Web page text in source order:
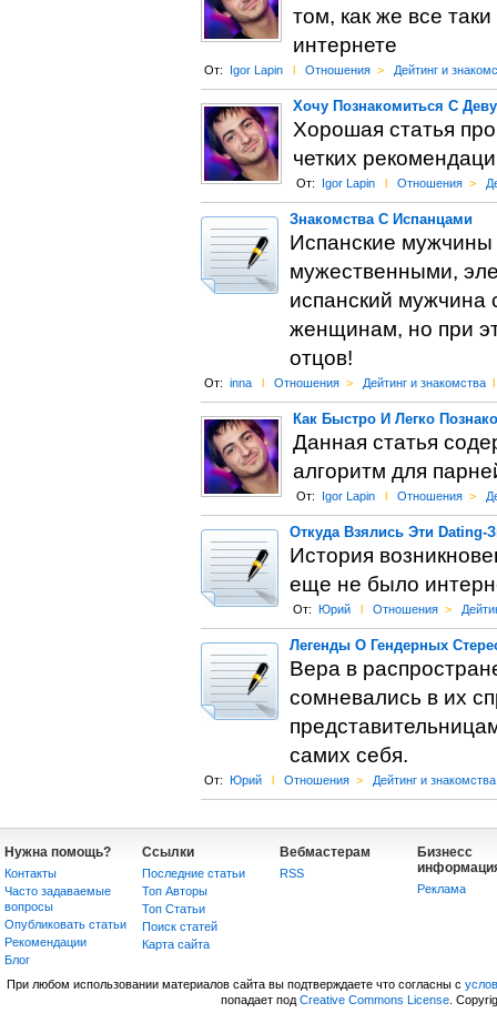
том, как же все
интернете
От: Igor Lapin l Отношения > Дейтинг и
Хочу Познакомиться С
Хорошая статья
четких
От: Igor Lapin l Отношения >
Знакомства С Испанцами
Испанские
мужественными,
испанский мужчина
женщинам, но при
отцов!
От: inna l Отношения > Дейтинг и знакомства l
Как Быстро И Легко
Данная статья
алгоритм для
От: Igor Lapin l Отношения >
Откуда Взялись Эти Dating-
История
еще не было
От: Юрий l Отношения >
Легенды О Гендерных
Вера в
сомневались в их
самих себя.
От: Юрий l Отношения > Дейтинг и знакомства
Нужна помощь?
Контакты
Часто задаваемые
вопросы
Опубликовать статьи
Рекомендации
Блог
Ссылки
Последние статьи
Топ Авторы
Топ Статьи
Поиск статей
Карта сайта
Вебмастерам
RSS
Бизнесс
Реклама
При любом использовании материалов сайта вы подтверждаете что согласны с
попадает под Creative Commons License.